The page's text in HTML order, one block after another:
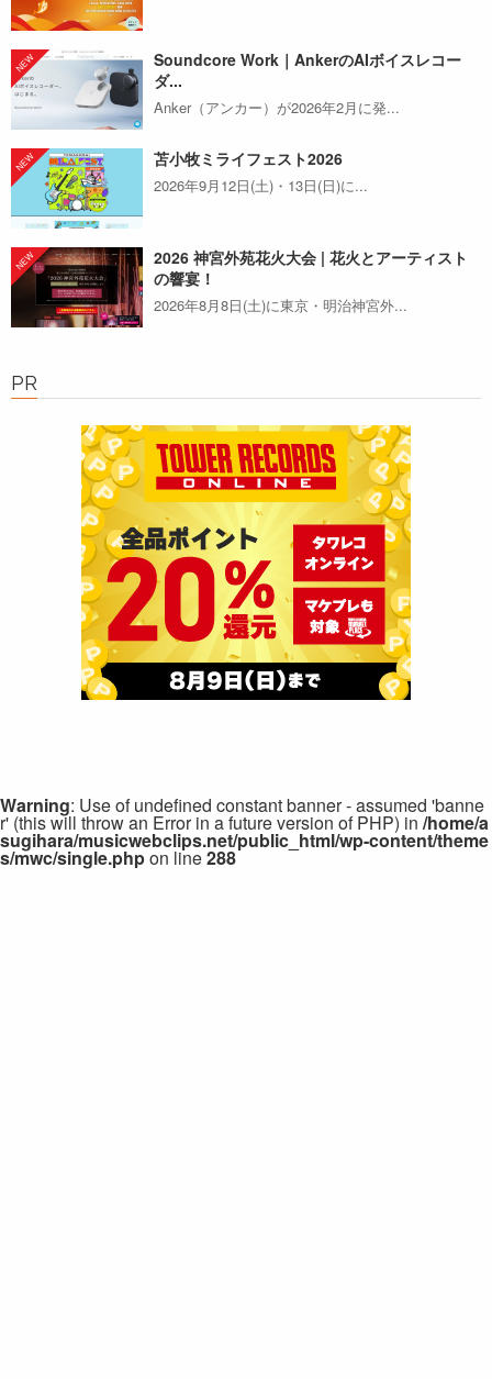
Soundcore Work｜AnkerのAIボイスレコー
ダ...
Anker（アンカー）が2026年2月に発...
苫小牧ミライフェスト2026
2026年9月12日(土)・13日(日)に...
2026 神宮外苑花火大会 | 花火とアーティスト
の響宴！
2026年8月8日(土)に東京・明治神宮外...
PR
Warning: Use of undefined constant banner - assumed 'banne
r' (this will throw an Error in a future version of PHP) in /home/a
sugihara/musicwebclips.net/public_html/wp-content/theme
s/mwc/single.phpon line288